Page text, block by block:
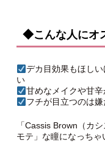
◆こんな人にオ
デカ目効果もほし
い
甘めなメイクや甘
フチが目立つのは
「Cassis Brown（カ
モテ」な瞳になっちゃ